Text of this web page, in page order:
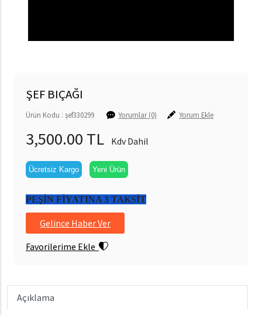
ŞEF BIÇAĞI
Ürün Kodu : şef330299 Yorumlar (0) Yorum Ekle
3,500.00 TL Kdv Dahil
Ücretsiz Kargo Yeni Ürün
PEŞİN FİYATINA 3 TAKSİT
Gelince Haber Ver
Favorilerime Ekle
Açıklama